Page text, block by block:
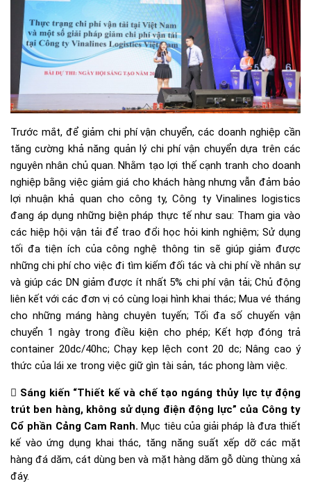
Trước mắt, để giảm chi phí vận chuyển, các doanh nghiệp cần
tăng cường khả năng quản lý chi phí vận chuyển dựa trên các
nguyên nhân chủ quan. Nhằm tạo lợi thế cạnh tranh cho doanh
nghiệp bằng việc giảm giá cho khách hàng nhưng vẫn đảm bảo
lợi nhuận khả quan cho công ty, Công ty Vinalines logistics
đang áp dụng những biện pháp thực tế như sau: Tham gia vào
các hiệp hội vận tải để trao đổi học hỏi kinh nghiệm; Sử dụng
tối đa tiện ích của công nghệ thông tin sẽ giúp giảm được
những chi phí cho việc đi tìm kiếm đối tác và chi phí về nhân sự
và giúp các DN giảm được ít nhất 5% chi phí vận tải; Chủ động
liên kết với các đơn vị có cùng loại hình khai thác; Mua vé tháng
cho những máng hàng chuyên tuyến; Tối đa số chuyến vận
chuyển 1 ngày trong điều kiện cho phép; Kết hợp đóng trả
container 20dc/40hc; Chạy kẹp lệch cont 20 dc; Nâng cao ý
thức của lái xe trong việc giữ gìn tài sản, tác phong làm việc.
 Sáng kiến “Thiết kế và chế tạo ngáng thủy lực tự động
trút ben hàng, không sử dụng điện động lực” của Công ty
Cổ phần Cảng Cam Ranh. Mục tiêu của giải pháp là đưa thiết
kế vào ứng dụng khai thác, tăng năng suất xếp dỡ các mặt
hàng đá dăm, cát dùng ben và mặt hàng dăm gỗ dùng thùng xả
đáy.